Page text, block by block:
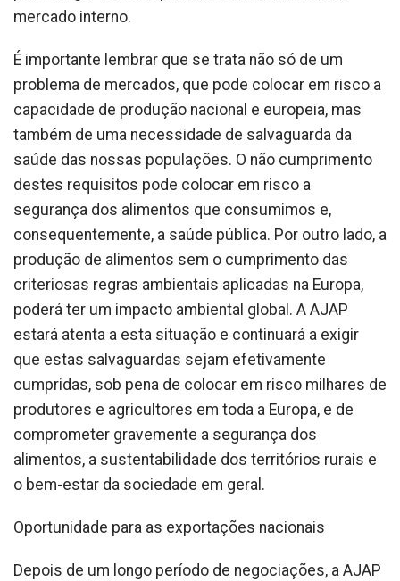
mercado interno.
É importante lembrar que se trata não só de um
problema de mercados, que pode colocar em risco a
capacidade de produção nacional e europeia, mas
também de uma necessidade de salvaguarda da
saúde das nossas populações. O não cumprimento
destes requisitos pode colocar em risco a
segurança dos alimentos que consumimos e,
consequentemente, a saúde pública. Por outro lado, a
produção de alimentos sem o cumprimento das
criteriosas regras ambientais aplicadas na Europa,
poderá ter um impacto ambiental global. A AJAP
estará atenta a esta situação e continuará a exigir
que estas salvaguardas sejam efetivamente
cumpridas, sob pena de colocar em risco milhares de
produtores e agricultores em toda a Europa, e de
comprometer gravemente a segurança dos
alimentos, a sustentabilidade dos territórios rurais e
o bem-estar da sociedade em geral.
Oportunidade para as exportações nacionais
Depois de um longo período de negociações, a AJAP